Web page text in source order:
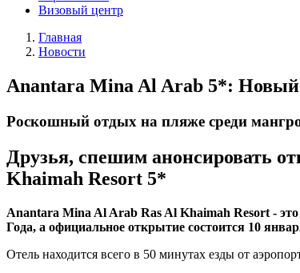
Визовый центр
Главная
Новости
Anantara Mina Al Arab 5*:
Роскошный отдых на пляже среди
Друзья, спешим анонсировать
Khaimah Resort 5*
Anantara Mina Al Arab Ras Al Khaimah Resort -
Года, а официальное открытие состоится 10
Отель находится всего в 50 минутах езды от